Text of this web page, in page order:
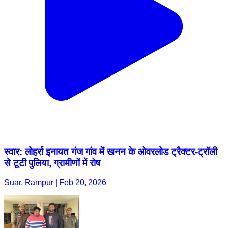
स्वार: लोहर्रा इनायत गंज गांव में खनन के ओवरलोड ट्रैक्टर-ट्रॉली
से टूटी पुलिया, ग्रामीणों में रोष
Suar, Rampur | Feb 20, 2026